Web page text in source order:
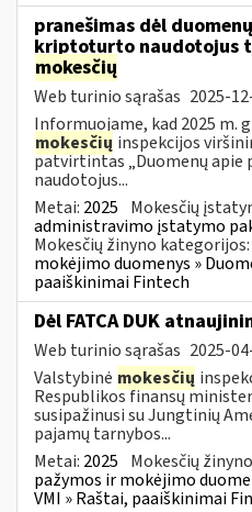
pranešimas dėl
kriptoturto naudotojus
mokesčių
Web turinio sąrašas 2025-
Informuojame, kad 2025 m.
mokesčių inspekcijos
patvirtintas „Duomenų
naudotojus...
Metai: 2025 Mokesčių
administravimo įstatymo
Mokesčių žinyno kategorijos:
mokėjimo duomenys »
paaiškinimai Fintech
Dėl FATCA DUK
Web turinio sąrašas 2025-
Valstybinė mokesčių
Respublikos finansų
susipažinusi su Jungtinių
pajamų tarnybos...
Metai: 2025 Mokesčių
pažymos ir mokėjimo
VMI » Raštai, paaiškinimai